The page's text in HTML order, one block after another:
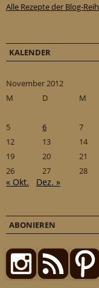
Alle Rezepte der Blog-
KALENDER
November 2012
M
D M
5
6 7
12
13 14
19
20 21
26
27 28
« Okt. Dez. »
ABONIEREN